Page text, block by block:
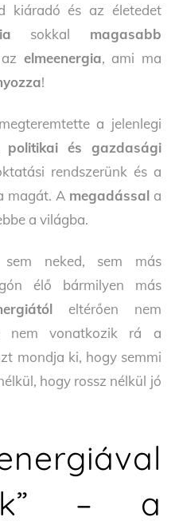
kiáradó és az életedet
sokkal magasabb
elmeenergia, ami ma
!
a jelenlegi
politikai és gazdasági
rendszerünk és a
magát. A megadássala
a világba.
neked, sem más
élő bármilyen más
eltérően nem
nem vonatkozik rá a
mondja ki, hogy semmi
hogy rossz nélkül jó
– a